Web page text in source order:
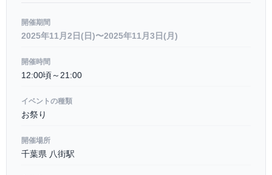
開催期間
2025年11月2日(日)〜2025年11月3日(月)
開催時間
12:00頃～21:00
イベントの種類
お祭り
開催場所
千葉県 八街駅